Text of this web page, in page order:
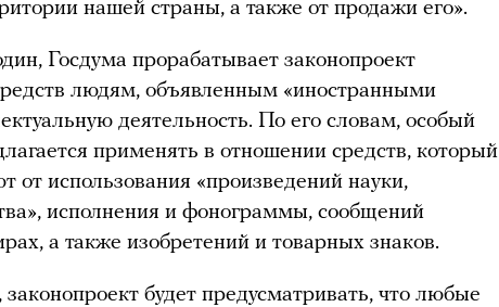
нашей страны, а также от продажи его».
Госдума прорабатывает законопроект
людям, объявленным «иностранными
деятельность. По его словам, особый
применять в отношении средств, который
от использования «произведений науки,
исполнения и фонограммы, сообщений
а также изобретений и товарных знаков.
будет предусматривать, что любые